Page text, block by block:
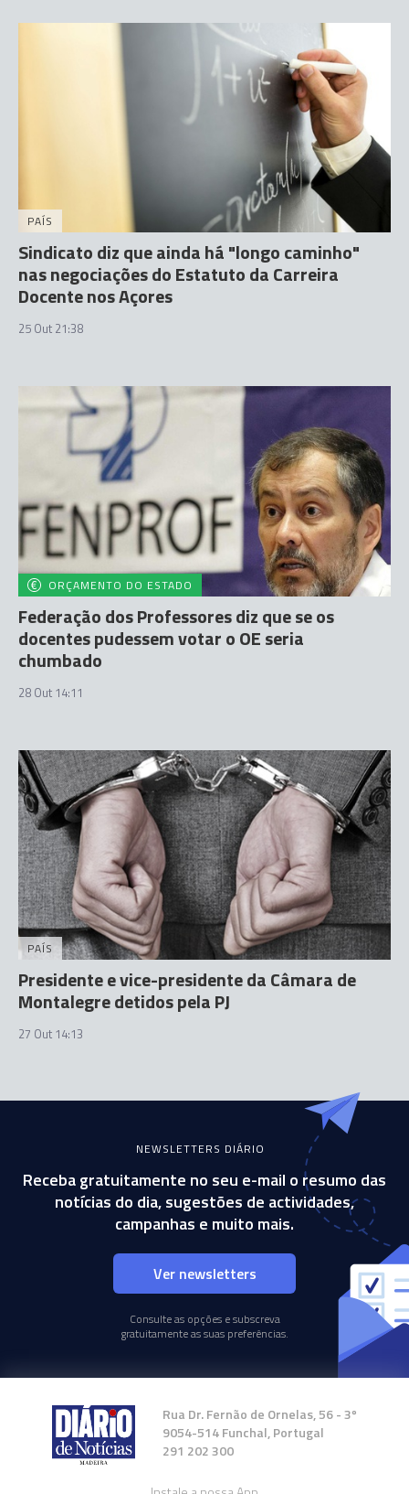
PAÍS
Sindicato diz que ainda há "longo caminho"
nas negociações do Estatuto da Carreira
Docente nos Açores
25 Out 21:38
ORÇAMENTO DO ESTADO
Federação dos Professores diz que se os
docentes pudessem votar o OE seria
chumbado
28 Out 14:11
PAÍS
Presidente e vice-presidente da Câmara de
Montalegre detidos pela PJ
27 Out 14:13
NEWSLETTERS DIÁRIO
Receba gratuitamente no seu e-mail o resumo das
notícias do dia, sugestões de actividades,
campanhas e muito mais.
Ver newsletters
Consulte as opções e subscreva
gratuitamente as suas preferências.
Rua Dr. Fernão de Ornelas, 56 - 3º
9054-514 Funchal, Portugal
291 202 300